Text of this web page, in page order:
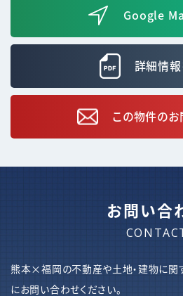
Google
詳細情報
この物件の
お問い合
熊本×福岡の不動産や土地・建物に関
にお問い合わせください。